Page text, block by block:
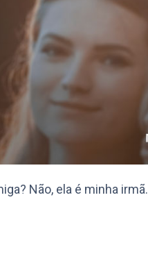
Não, ela é minha irmã.